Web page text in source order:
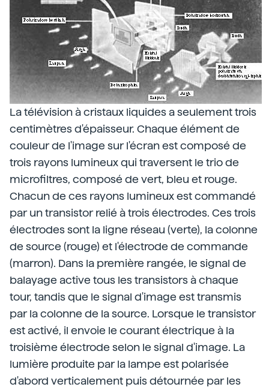
La télévision à cristaux liquides a seulement trois
centimètres d'épaisseur. Chaque élément de
couleur de l'image sur l'écran est composé de
trois rayons lumineux qui traversent le trio de
microfiltres, composé de vert, bleu et rouge.
Chacun de ces rayons lumineux est commandé
par un transistor relié à trois électrodes. Ces trois
électrodes sont la ligne réseau (verte), la colonne
de source (rouge) et l'électrode de commande
(marron). Dans la première rangée, le signal de
balayage active tous les transistors à chaque
tour, tandis que le signal d'image est transmis
par la colonne de la source. Lorsque le transistor
est activé, il envoie le courant électrique à la
troisième électrode selon le signal d'image. La
lumière produite par la lampe est polarisée
d'abord verticalement puis détournée par les